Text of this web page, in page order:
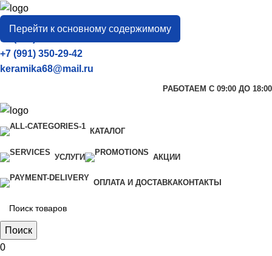
Перейти к основному содержимому
город
Тамбов
+7 (906) 657-33-54
+7 (991) 350-29-42
keramika68@mail.ru
РАБОТАЕМ С 09:00 ДО 18:00
КАТАЛОГ
УСЛУГИ АКЦИИ
ОПЛАТА И ДОСТАВКАКОНТАКТЫ
Поиск
0